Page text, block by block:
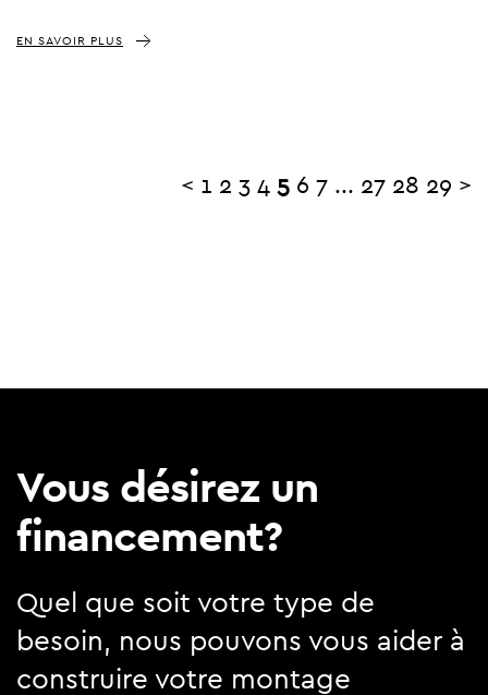
EN SAVOIR PLUS
< 1 2 3 4 5 6 7 ... 27 28 29 >
Vous désirez un
financement?
Quel que soit votre type de
besoin, nous pouvons vous aider à
construire votre montage